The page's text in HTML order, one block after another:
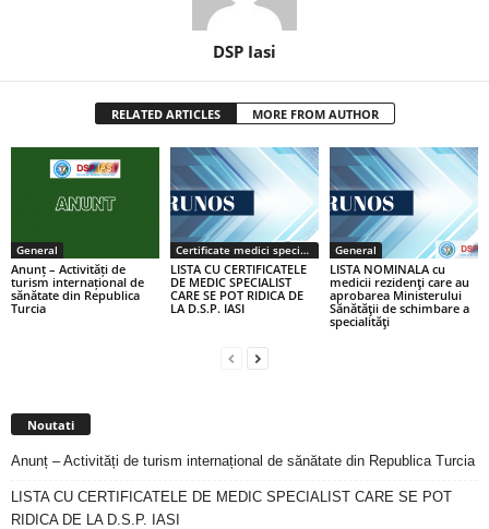
DSP Iasi
RELATED ARTICLES MORE FROM AUTHOR
General
Anunț – Activități de
turism internațional de
sănătate din Republica
Turcia
Certificate medici specialiști / primari
LISTA CU CERTIFICATELE
DE MEDIC SPECIALIST
CARE SE POT RIDICA DE
LA D.S.P. IASI
General
LISTA NOMINALA cu
medicii rezidenţi care au
aprobarea Ministerului
Sănătăţii de schimbare a
specialităţi
Noutati
Anunț – Activități de turism internațional de sănătate din Republica Turcia
LISTA CU CERTIFICATELE DE MEDIC SPECIALIST CARE SE POT
RIDICA DE LA D.S.P. IASI